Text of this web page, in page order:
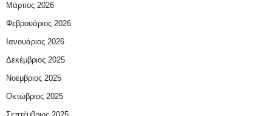
Μάρτιος 2026
Φεβρουάριος 2026
Ιανουάριος 2026
Δεκέμβριος 2025
Νοέμβριος 2025
Οκτώβριος 2025